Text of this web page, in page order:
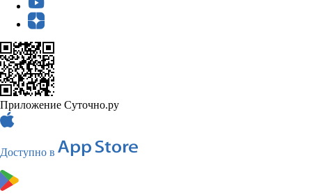
Приложение Суточно.ру
Доступно в